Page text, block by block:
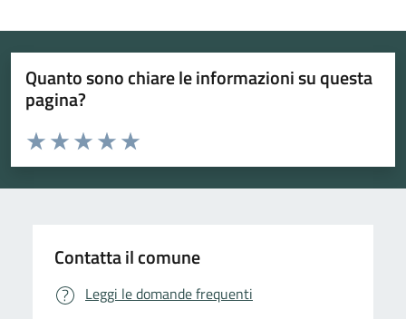
Quanto sono chiare le informazioni su questa
pagina?
Valuta da 1 a 5 stelle la pagina
Valuta 5 stelle su 5
Valuta 4 stelle su 5
Valuta 3 stelle su 5
Valuta 2 stelle su 5
Valuta 1 stelle su 5
Contatta il comune
Leggi le domande frequenti